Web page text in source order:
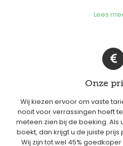
Lees
Onze
Wij kiezen ervoor om vaste
nooit voor verrassingen hoeft
meteen zien bij de boeking. Als
boekt, dan krijgt u de juiste
Wij zijn tot wel 45%